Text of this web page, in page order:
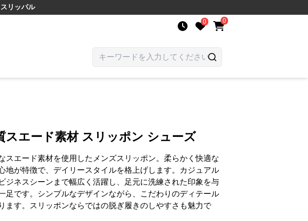
スリッパル
0 0
スエード素材 スリッポン シューズ
スエード素材を使用したメンズスリッポン。柔らかく快適な
地が特徴で、デイリースタイルを格上げします。カジュアル
ジネスシーンまで幅広く活躍し、足元に洗練された印象を与
足です。シンプルなデザインながら、こだわりのディテール
ます。スリッポンならではの脱ぎ履きのしやすさも魅力で